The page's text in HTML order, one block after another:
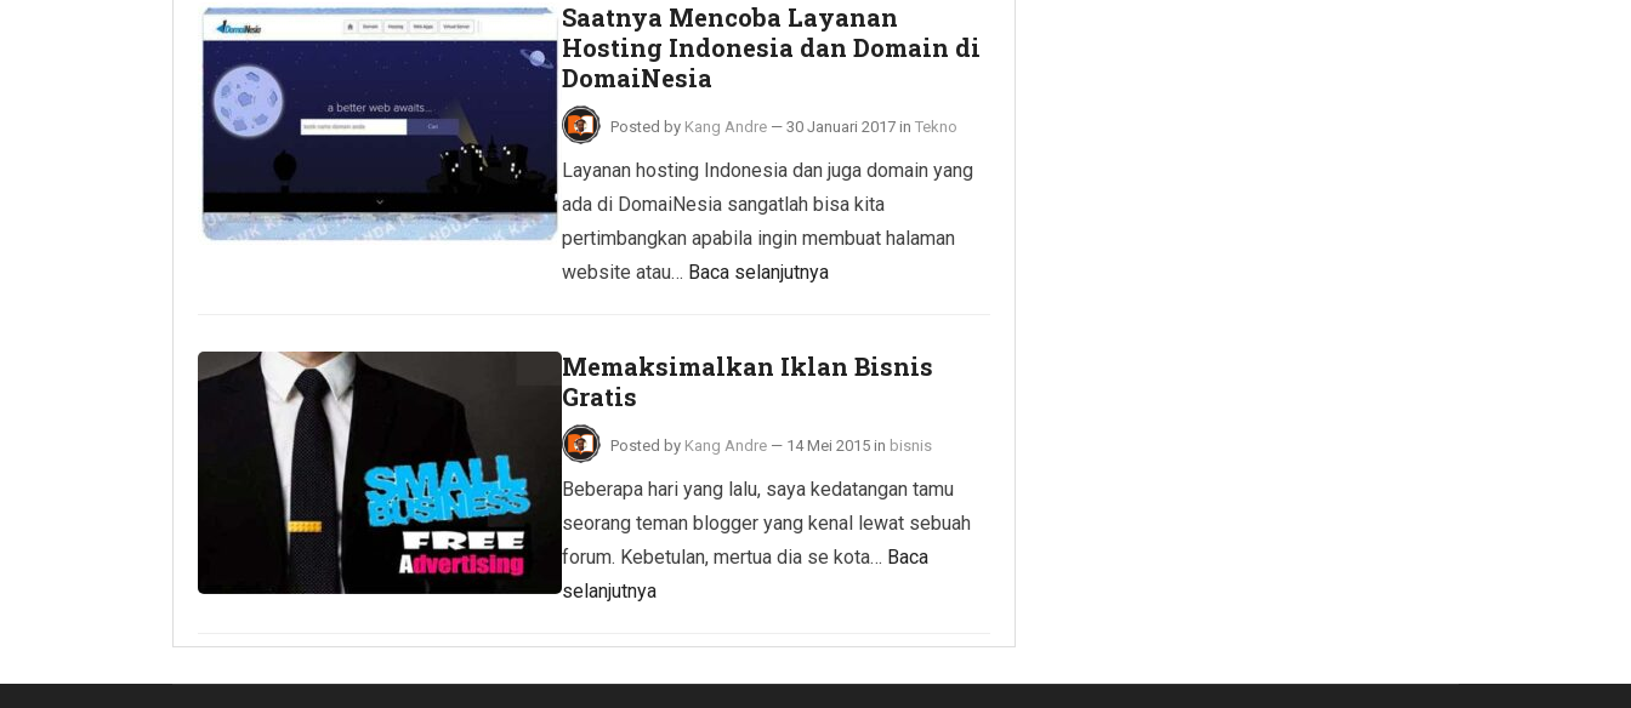
Saatnya Mencoba Layanan
Hosting Indonesia dan Domain di
DomaiNesia
Posted by Kang Andre — 30 Januari 2017 in Tekno
Layanan hosting Indonesia dan juga domain yang
ada di DomaiNesia sangatlah bisa kita
pertimbangkan apabila ingin membuat halaman
website atau… Baca selanjutnya
Memaksimalkan Iklan Bisnis
Gratis
Posted by Kang Andre — 14 Mei 2015 in bisnis
Beberapa hari yang lalu, saya kedatangan tamu
seorang teman blogger yang kenal lewat sebuah
forum. Kebetulan, mertua dia se kota… Baca
selanjutnya